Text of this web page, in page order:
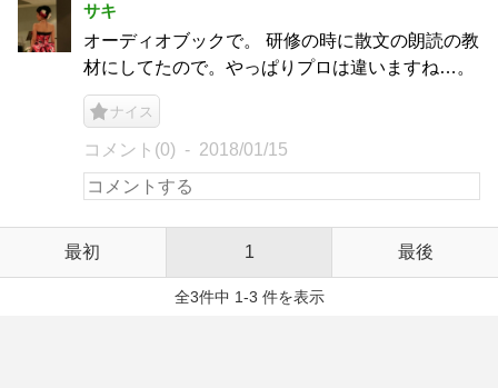
サキ
オーディオブックで。 研修の時に散文の朗読の教
材にしてたので。やっぱりプロは違いますね…。
ナイス
コメント(0) 2018/01/15
最初 1 最後
全3件中 1-3 件を表示